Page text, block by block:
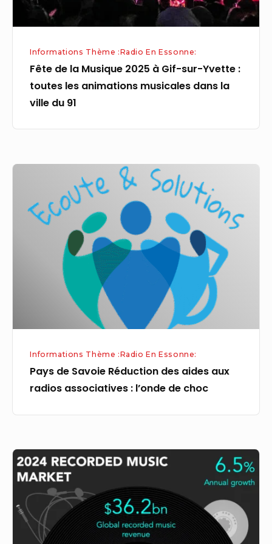
Yvette
animations
musicales
dans
Informations Thème :Radio En Essonne:
Fête de la Musique 2025 à Gif-sur-Yvette :
toutes les animations musicales dans la
ville du 91
Savoie
Réduction
choc
Informations Thème :Radio En Essonne:
Pays de Savoie Réduction des aides aux
radios associatives : l’onde de choc
France
Musique
fidélise
ses
auditeurs